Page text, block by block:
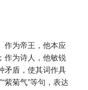
作为帝王，他本应
作为诗人，他敏锐
矛盾，使其词作具
紫菊气”等句，表达